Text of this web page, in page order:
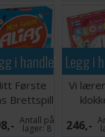
i handlekurven
Første
Brettspill
Antall på
lager:8
Legg i
Vi
246,-